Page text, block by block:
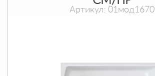
Артикул: 01мод1670